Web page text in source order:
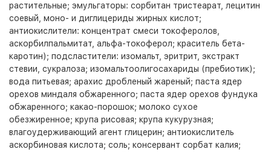
растительные; эмульгаторы: сорбитан тристеарат, лецитин
соевый, моно- и диглицериды жирных кислот;
антиокислители: концентрат смеси токоферолов,
аскорбилпальмитат, альфа-токоферол; краситель бета-
каротин); подсластители: изомальт, эритрит, экстракт
стевии, сукралоза; изомальтоолигосахариды (пребиотик);
вода питьевая; арахис дробленый жареный; паста ядер
орехов миндаля обжаренного; паста ядер орехов фундука
обжаренного; какао-порошок; молоко сухое
обезжиренное; крупа рисовая; крупа кукурузная;
влагоудерживающий агент глицерин; антиокислитель
аскорбиновая кислота; соль; консервант сорбат калия;